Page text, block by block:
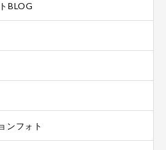
BLOG
ンフォト